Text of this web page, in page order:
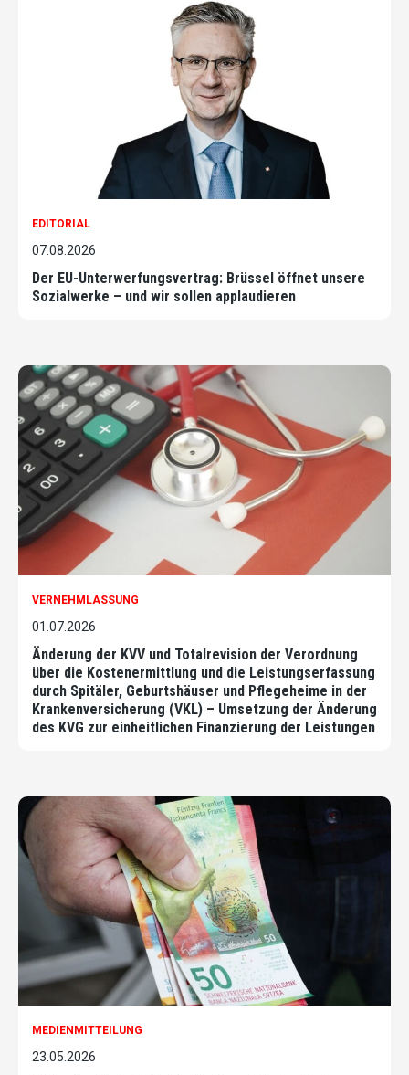
EDITORIAL
07.08.2026
Der EU-Unterwerfungsvertrag: Brüssel öffnet unsere
Sozialwerke – und wir sollen applaudieren
VERNEHMLASSUNG
01.07.2026
Änderung der KVV und Totalrevision der Verordnung
über die Kostenermittlung und die Leistungserfassung
durch Spitäler, Geburtshäuser und Pflegeheime in der
Krankenversicherung (VKL) – Umsetzung der Änderung
des KVG zur einheitlichen Finanzierung der Leistungen
MEDIENMITTEILUNG
23.05.2026